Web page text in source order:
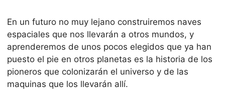
En un futuro no muy lejano construiremos naves
espaciales que nos llevarán a otros mundos, y
aprenderemos de unos pocos elegidos que ya han
puesto el pie en otros planetas es la historia de los
pioneros que colonizarán el universo y de las
maquinas que los llevarán allí.